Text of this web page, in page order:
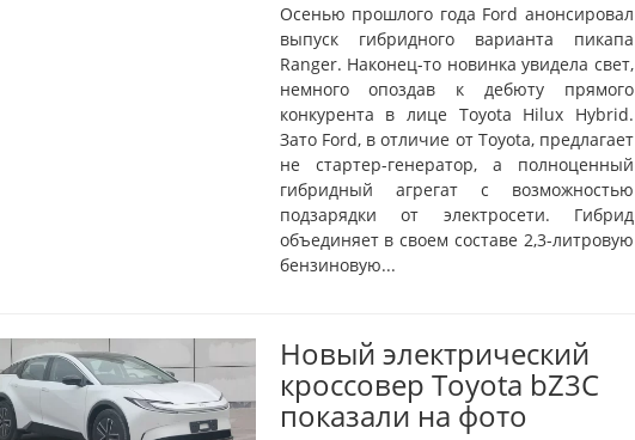
Осенью прошлого года Ford анонсировал
выпуск гибридного варианта пикапа
Ranger. Наконец-то новинка увидела свет,
немного опоздав к дебюту прямого
конкурента в лице Toyota Hilux Hybrid.
Зато Ford, в отличие от Toyota, предлагает
не стартер-генератор, а полноценный
гибридный агрегат с возможностью
подзарядки от электросети. Гибрид
объединяет в своем составе 2,3-литровую
бензиновую...
Новый электрический
кроссовер Toyota bZ3C
показали на фото